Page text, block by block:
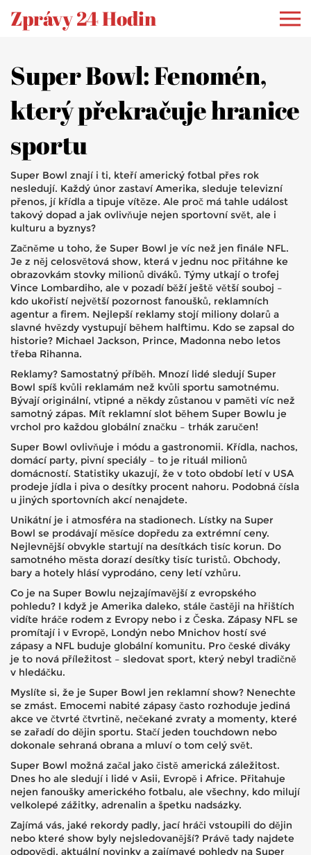
Zprávy 24 Hodin
Super Bowl: Fenomén,
který překračuje hranice
sportu
Super Bowl znají i ti, kteří americký fotbal přes rok
nesledují. Každý únor zastaví Amerika, sleduje televizní
přenos, jí křídla a tipuje vítěze. Ale proč má tahle událost
takový dopad a jak ovlivňuje nejen sportovní svět, ale i
kulturu a byznys?
Začněme u toho, že Super Bowl je víc než jen finále NFL.
Je z něj celosvětová show, která v jednu noc přitáhne ke
obrazovkám stovky milionů diváků. Týmy utkají o trofej
Vince Lombardiho, ale v pozadí běží ještě větší souboj –
kdo ukořistí největší pozornost fanoušků, reklamních
agentur a firem. Nejlepší reklamy stojí miliony dolarů a
slavné hvězdy vystupují během halftimu. Kdo se zapsal do
historie? Michael Jackson, Prince, Madonna nebo letos
třeba Rihanna.
Reklamy? Samostatný příběh. Mnozí lidé sledují Super
Bowl spíš kvůli reklamám než kvůli sportu samotnému.
Bývají originální, vtipné a někdy zůstanou v paměti víc než
samotný zápas. Mít reklamní slot během Super Bowlu je
vrchol pro každou globální značku – trhák zaručen!
Super Bowl ovlivňuje i módu a gastronomii. Křídla, nachos,
domácí party, pivní speciály – to je rituál milionů
domácností. Statistiky ukazují, že v toto období letí v USA
prodeje jídla i piva o desítky procent nahoru. Podobná čísla
u jiných sportovních akcí nenajdete.
Unikátní je i atmosféra na stadionech. Lístky na Super
Bowl se prodávají měsíce dopředu za extrémní ceny.
Nejlevnější obvykle startují na desítkách tisíc korun. Do
samotného města dorazí desítky tisíc turistů. Obchody,
bary a hotely hlásí vyprodáno, ceny letí vzhůru.
Co je na Super Bowlu nejzajímavější z evropského
pohledu? I když je Amerika daleko, stále častěji na hřištích
vidíte hráče rodem z Evropy nebo i z Česka. Zápasy NFL se
promítají i v Evropě, Londýn nebo Mnichov hostí své
zápasy a NFL buduje globální komunitu. Pro české diváky
je to nová příležitost – sledovat sport, který nebyl tradičně
v hledáčku.
Myslíte si, že je Super Bowl jen reklamní show? Nenechte
se zmást. Emocemi nabité zápasy často rozhoduje jediná
akce ve čtvrté čtvrtině, nečekané zvraty a momenty, které
se zařadí do dějin sportu. Stačí jeden touchdown nebo
dokonale sehraná obrana a mluví o tom celý svět.
Super Bowl možná začal jako čistě americká záležitost.
Dnes ho ale sledují i lidé v Asii, Evropě i Africe. Přitahuje
nejen fanoušky amerického fotbalu, ale všechny, kdo milují
velkolepé zážitky, adrenalin a špetku nadsázky.
Zajímá vás, jaké rekordy padly, jací hráči vstoupili do dějin
nebo které show byly nejsledovanější? Právě tady najdete
odpovědi, aktuální novinky a zajímavé pohledy na Super